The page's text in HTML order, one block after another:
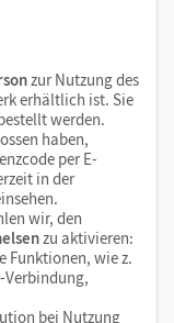
zur Nutzung des
erhältlich ist. Sie
werden.
haben,
per E-
in der
wir, den
zu aktivieren:
Funktionen, wie z.
Verbindung,
bei Nutzung